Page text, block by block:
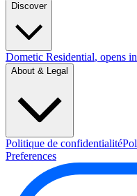
Discover
Dometic Residential, opens
About & Legal
Politique de confidentialité
Preferences